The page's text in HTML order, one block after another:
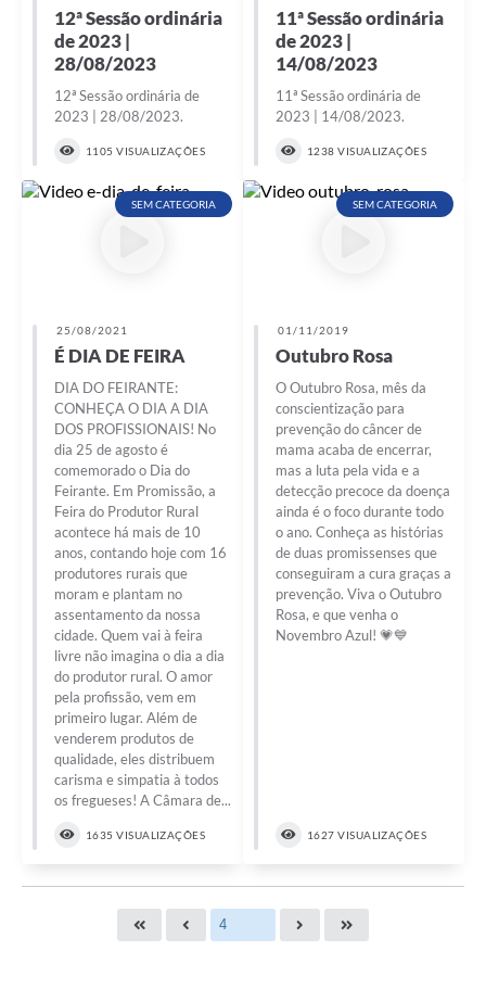
12ª Sessão ordinária
de 2023 |
28/08/2023
12ª Sessão ordinária de
2023 | 28/08/2023.
1105 VISUALIZAÇÕES
11ª Sessão ordinária
de 2023 |
14/08/2023
11ª Sessão ordinária de
2023 | 14/08/2023.
1238 VISUALIZAÇÕES
SEM CATEGORIA
25/08/2021
É DIA DE FEIRA
DIA DO FEIRANTE:
CONHEÇA O DIA A DIA
DOS PROFISSIONAIS! No
dia 25 de agosto é
comemorado o Dia do
Feirante. Em Promissão, a
Feira do Produtor Rural
acontece há mais de 10
anos, contando hoje com 16
produtores rurais que
moram e plantam no
assentamento da nossa
cidade. Quem vai à feira
livre não imagina o dia a dia
do produtor rural. O amor
pela profissão, vem em
primeiro lugar. Além de
venderem produtos de
qualidade, eles distribuem
carisma e simpatia à todos
os fregueses! A Câmara de...
1635 VISUALIZAÇÕES
SEM CATEGORIA
01/11/2019
Outubro Rosa
O Outubro Rosa, mês da
conscientização para
prevenção do câncer de
mama acaba de encerrar,
mas a luta pela vida e a
detecção precoce da doença
ainda é o foco durante todo
o ano. Conheça as histórias
de duas promissenses que
conseguiram a cura graças a
prevenção. Viva o Outubro
Rosa, e que venha o
Novembro Azul! 💗💙
1627 VISUALIZAÇÕES